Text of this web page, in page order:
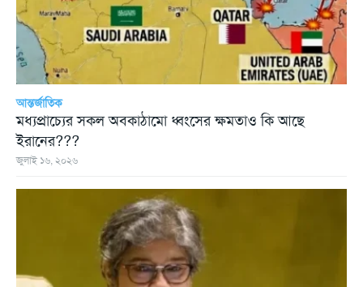
আন্তর্জাতিক
মধ্যপ্রাচ্যের সকল অবকাঠামো ধ্বংসের ক্ষমতাও কি আছে
ইরানের???
জুলাই ১৬, ২০২৬